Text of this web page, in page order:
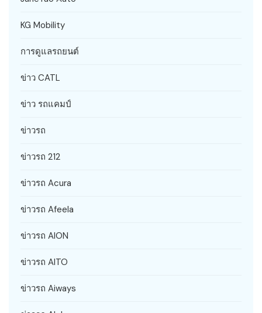
KG Mobility
การดูแลรถยนต์
ข่าว CATL
ข่าว รถแคมป์
ข่าวรถ
ข่าวรถ 212
ข่าวรถ Acura
ข่าวรถ Afeela
ข่าวรถ AION
ข่าวรถ AITO
ข่าวรถ Aiways